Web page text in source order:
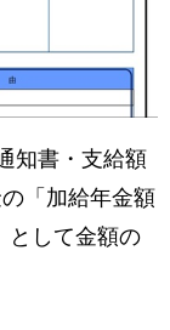
知書・支給額
「加給年金額
として金額の